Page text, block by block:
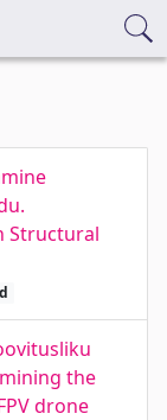
Structural
the
drone